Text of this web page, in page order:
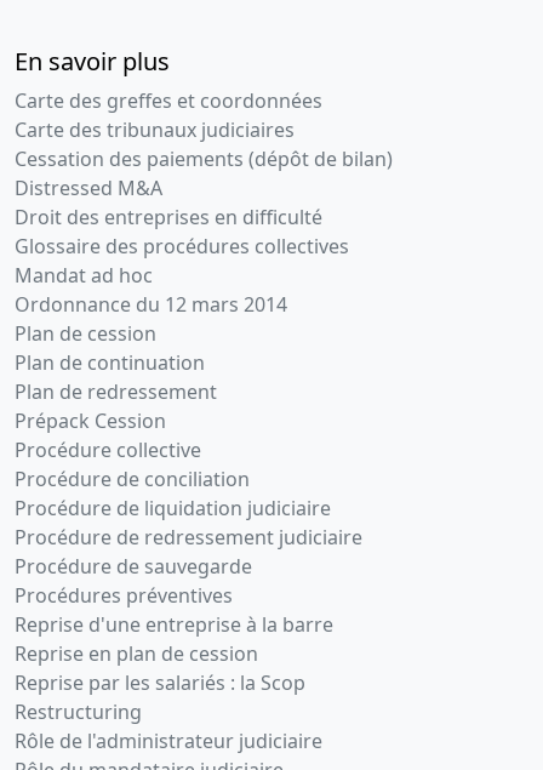
En savoir plus
Carte des greffes et coordonnées
Carte des tribunaux judiciaires
Cessation des paiements (dépôt de bilan)
Distressed M&A
Droit des entreprises en difficulté
Glossaire des procédures collectives
Mandat ad hoc
Ordonnance du 12 mars 2014
Plan de cession
Plan de continuation
Plan de redressement
Prépack Cession
Procédure collective
Procédure de conciliation
Procédure de liquidation judiciaire
Procédure de redressement judiciaire
Procédure de sauvegarde
Procédures préventives
Reprise d'une entreprise à la barre
Reprise en plan de cession
Reprise par les salariés : la Scop
Restructuring
Rôle de l'administrateur judiciaire